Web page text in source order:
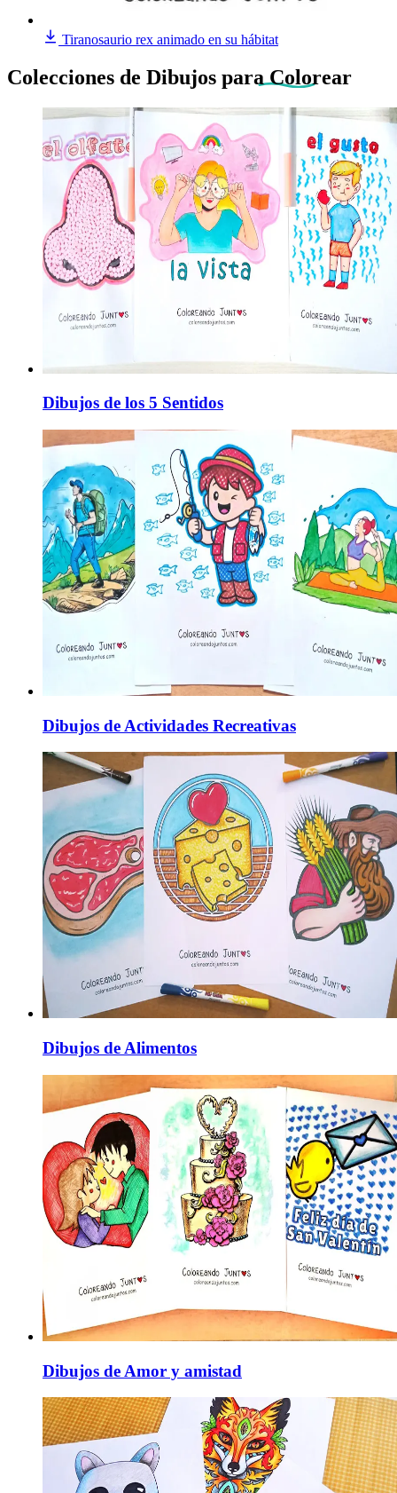
Tiranosaurio rex animado en su hábitat
Colecciones de Dibujos para Colorear
Dibujos de los 5 Sentidos
Dibujos de Actividades Recreativas
Dibujos de Alimentos
Dibujos de Amor y amistad